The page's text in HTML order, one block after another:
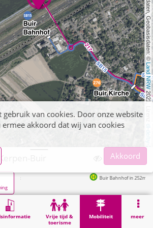
, Kartendaten, Geobasisdaten: ©
Land NRW
2021, Lizenz
dl-de/by-2-0
Vrije tijd &
toerisme
Mobiliteit meer
Buir
Buir Bahnhof in 252m
P+R Kerpen-Buir
gebruik van cookies. Door onze website
ermee akkoord dat wij van cookies
Akkoord